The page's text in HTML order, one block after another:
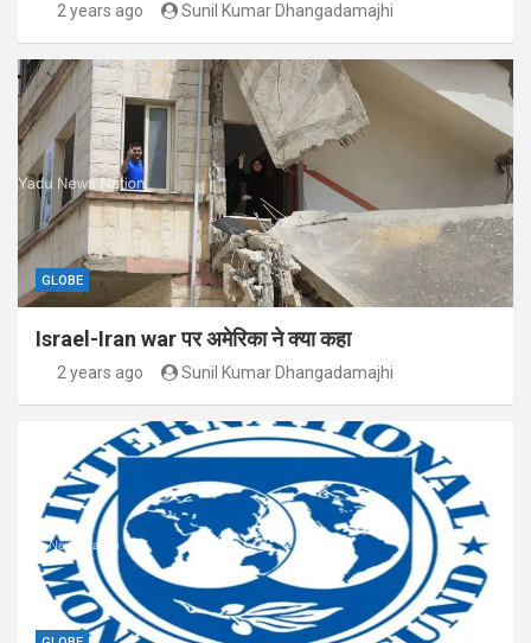
2 years ago Sunil Kumar Dhangadamajhi
GLOBE
Israel-Iran war पर अमेरिका ने क्या कहा
2 years ago Sunil Kumar Dhangadamajhi